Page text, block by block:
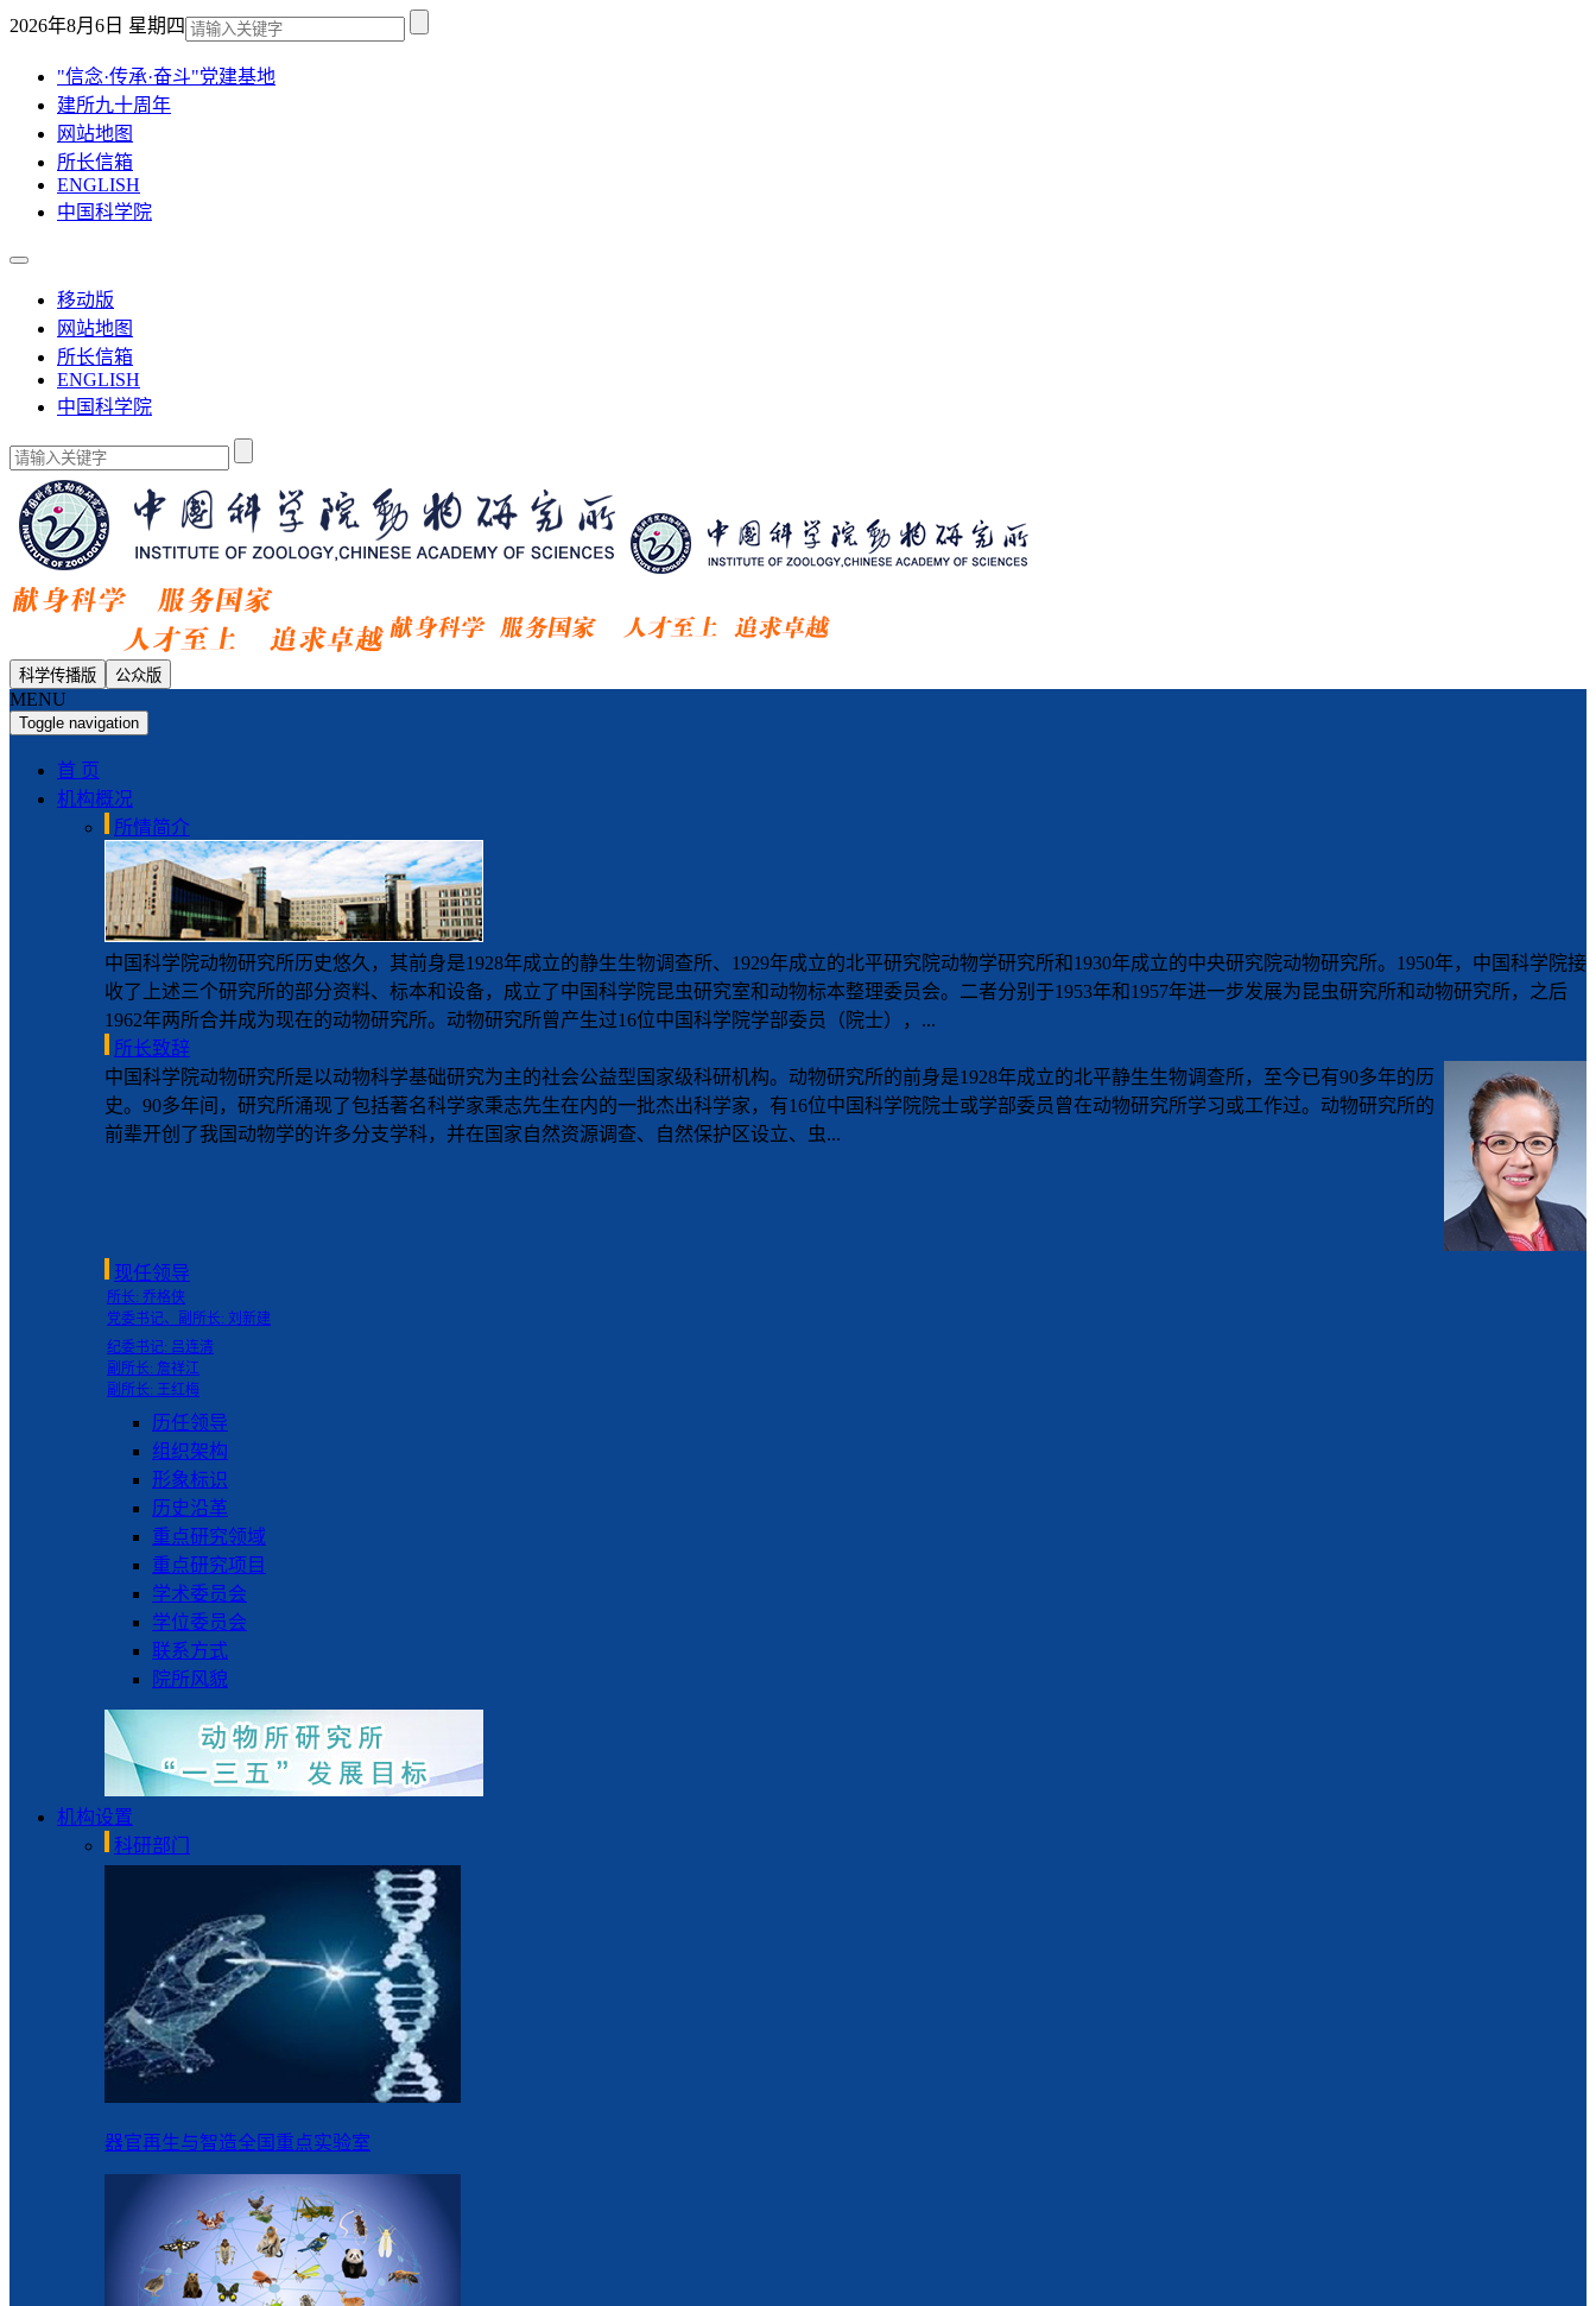
2026年8月6日 星期四
"信念·传承·奋斗"党建基地
建所九十周年
网站地图
所长信箱
ENGLISH
中国科学院
移动版
网站地图
所长信箱
ENGLISH
中国科学院
科学传播版 公众版
MENU
Toggle navigation
首 页
机构概况
所情简介
中国科学院动物研究所历史悠久，其前身是1928年成立的静生生物调查所、1929年成立的北平研究院动物学研究所和1930年成立的中央研究院动物研究所。1950年，中国科学院接
收了上述三个研究所的部分资料、标本和设备，成立了中国科学院昆虫研究室和动物标本整理委员会。二者分别于1953年和1957年进一步发展为昆虫研究所和动物研究所，之后
1962年两所合并成为现在的动物研究所。动物研究所曾产生过16位中国科学院学部委员（院士），...
所长致辞
中国科学院动物研究所是以动物科学基础研究为主的社会公益型国家级科研机构。动物研究所的前身是1928年成立的北平静生生物调查所，至今已有90多年的历
史。90多年间，研究所涌现了包括著名科学家秉志先生在内的一批杰出科学家，有16位中国科学院院士或学部委员曾在动物研究所学习或工作过。动物研究所的
前辈开创了我国动物学的许多分支学科，并在国家自然资源调查、自然保护区设立、虫...
现任领导
所长: 乔格侠
党委书记、副所长: 刘新建
纪委书记: 吕连清
副所长: 詹祥江
副所长: 王红梅
历任领导
组织架构
形象标识
历史沿革
重点研究领域
重点研究项目
学术委员会
学位委员会
联系方式
院所风貌
机构设置
科研部门
器官再生与智造全国重点实验室